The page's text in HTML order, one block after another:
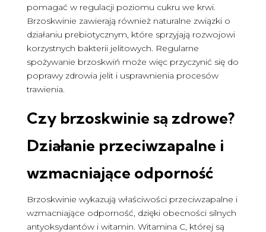
pomagać w regulacji poziomu cukru we krwi.
Brzoskwinie zawierają również naturalne związki o
działaniu prebiotycznym, które sprzyjają rozwojowi
korzystnych bakterii jelitowych. Regularne
spożywanie brzoskwiń może więc przyczynić się do
poprawy zdrowia jelit i usprawnienia procesów
trawienia.
Czy brzoskwinie są zdrowe?
Działanie przeciwzapalne i
wzmacniające odporność
Brzoskwinie wykazują właściwości przeciwzapalne i
wzmacniające odporność, dzięki obecności silnych
antyoksydantów i witamin. Witamina C, której są